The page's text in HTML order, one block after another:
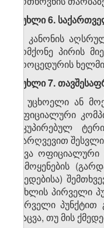
მუხლი 6.
ამ კანონის
არმქონე პირის
პროცედურის
მუხლი 7.
1. უცხოელი ან
ოფიციალური
ოკუპირებულ
დარღვევით
სხვა ოფიციალური
გამოყენების
ქმედებისა)
მუხლის პირველი
პირველი
დაცვა, თუ მის